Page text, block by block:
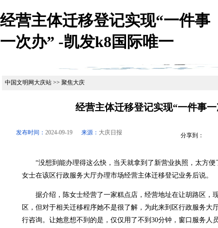
经营主体迁移登记实现“一件事
一次办” -凯发k8国际唯一
中国文明网大庆站 >> 聚焦大庆
经营主体迁移登记实现“一件事
发布时间： 2024-09-19 来源： 大庆日报 分享到：
“没想到能办理得这么快，当天就拿到了新营业执照，太方便
女士在该区行政服务大厅办理市场经营主体迁移登记业务后说。
据介绍，陈女士经营了一家糕点店，经营地址在让胡路区，
区，但对于相关迁移程序她不是很了解，为此来到区行政服务大
行咨询。让她意想不到的是，仅仅用了不到30分钟，窗口服务人